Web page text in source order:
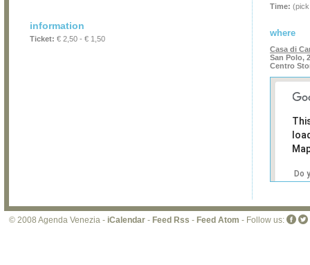
information
Ticket: € 2,50 - € 1,50
Time:
where
Casa di
San Polo,
Centro
Do
© 2008 Agenda Venezia - iCalendar - Feed Rss - Feed Atom - Follow us: